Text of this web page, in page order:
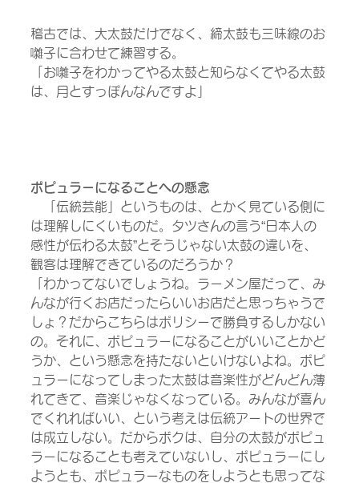
稽古では、大太鼓だけでなく、締太鼓も三味線のお
囃子に合わせて練習する。
「お囃子をわかってやる太鼓と知らなくてやる太鼓
は、月とすっぽんなんですよ」
ポピュラーになることへの懸念
「伝統芸能」というものは、とかく見ている側に
は理解しにくいものだ。タツさんの言う“日本人の
感性が伝わる太鼓”とそうじゃない太鼓の違いを、
観客は理解できているのだろうか？
「わかってないでしょうね。ラーメン屋だって、み
んなが行くお店だったらいいお店だと思っちゃうで
しょ？だからこちらはポリシーで勝負するしかない
の。それに、ポピュラーになることがいいことかど
うか、という懸念を持たないといけないよね。ポピ
ュラーになってしまった太鼓は音楽性がどんどん薄
れてきて、音楽じゃなくなっている。みんなが喜ん
でくれればいい、という考えは伝統アートの世界で
は成立しない。だからボクは、自分の太鼓がポピュ
ラーになることも考えていないし、ポピュラーにし
ようとも、ポピュラーなものをしようとも思ってな